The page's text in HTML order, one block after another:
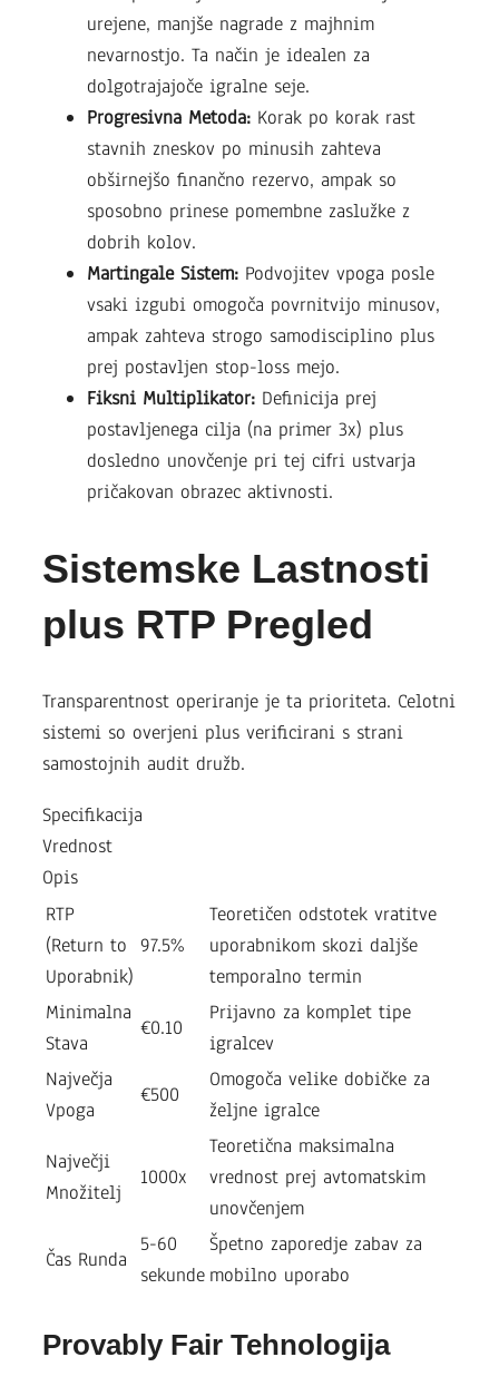
urejene, manjše nagrade z majhnim
nevarnostjo. Ta način je idealen za
dolgotrajajoče igralne seje.
Progresivna Metoda: Korak po korak rast
stavnih zneskov po minusih zahteva
obširnejšo finančno rezervo, ampak so
sposobno prinese pomembne zaslužke z
dobrih kolov.
Martingale Sistem: Podvojitev vpoga posle
vsaki izgubi omogoča povrnitvijo minusov,
ampak zahteva strogo samodisciplino plus
prej postavljen stop-loss mejo.
Fiksni Multiplikator: Definicija prej
postavljenega cilja (na primer 3x) plus
dosledno unovčenje pri tej cifri ustvarja
pričakovan obrazec aktivnosti.
Sistemske Lastnosti
plus RTP Pregled
Transparentnost operiranje je ta prioriteta. Celotni
sistemi so overjeni plus verificirani s strani
samostojnih audit družb.
Specifikacija
Vrednost
Opis
RTP
(Return to
Uporabnik)
97.5%
Teoretičen odstotek vratitve
uporabnikom skozi daljše
temporalno termin
Minimalna
Stava
€0.10
Prijavno za komplet tipe
igralcev
Največja
Vpoga
€500
Omogoča velike dobičke za
željne igralce
Največji
Množitelj
1000x
Teoretična maksimalna
vrednost prej avtomatskim
unovčenjem
Čas Runda
5-60
sekunde
Špetno zaporedje zabav za
mobilno uporabo
Provably Fair Tehnologija